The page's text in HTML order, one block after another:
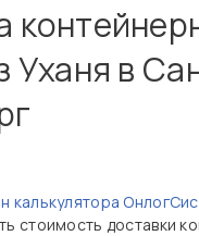
Уханя в
калькулятора
стоимость доставки